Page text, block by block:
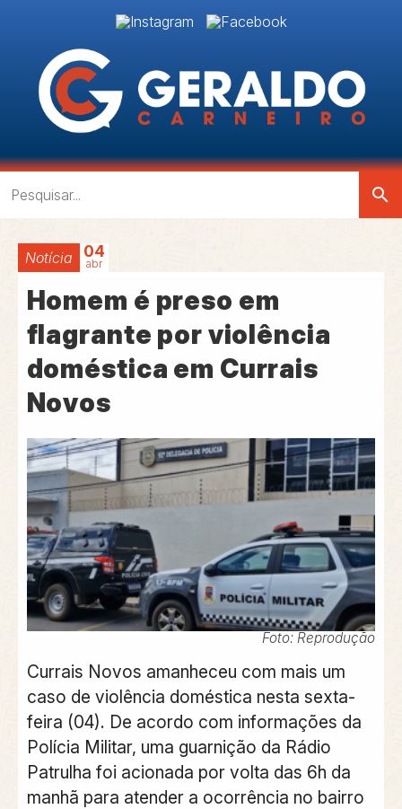
search
Notícia 04
abr
Homem é preso em
flagrante por violência
doméstica em Currais
Novos
Foto: Reprodução
Currais Novos amanheceu com mais um
caso de violência doméstica nesta sexta-
feira (04). De acordo com informações da
Polícia Militar, uma guarnição da Rádio
Patrulha foi acionada por volta das 6h da
manhã para atender a ocorrência no bairro